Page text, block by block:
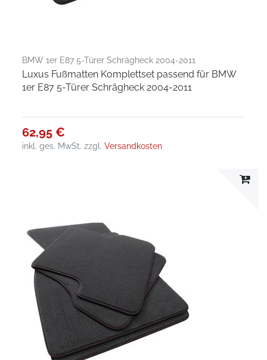
BMW 1er E87 5-Türer Schrägheck 2004-2011
Luxus Fußmatten Komplettset passend für BMW
1er E87 5-Türer Schrägheck 2004-2011
62,95 €
inkl. ges. MwSt. zzgl.Versandkosten